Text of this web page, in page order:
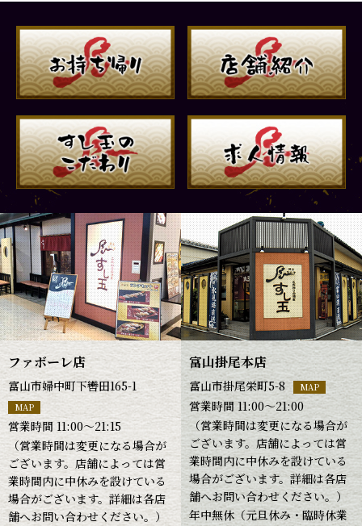
ファボーレ店
富山市婦中町下轡田165-1
MAP
営業時間 11:00～21:15
（営業時間は変更になる場合が
ございます。店舗によっては営
業時間内に中休みを設けている
場合がございます。詳細は各店
舗へお問い合わせください。）
富山掛尾本店
富山市掛尾栄町5-8 MAP
営業時間 11:00～21:00
（営業時間は変更になる場合が
ございます。店舗によっては営
業時間内に中休みを設けている
場合がございます。詳細は各店
舗へお問い合わせください。）
年中無休（元旦休み・臨時休業